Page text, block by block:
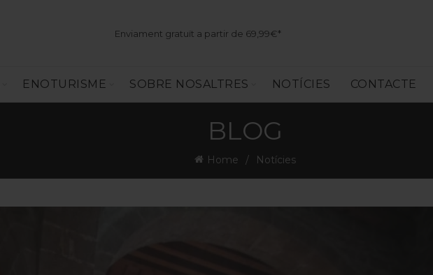
Enviament gratuït a partir de 69,99€*
ENOTURISME SOBRE NOSALTRES NOTÍCIES CONTACTE
BLOG
Home Notícies